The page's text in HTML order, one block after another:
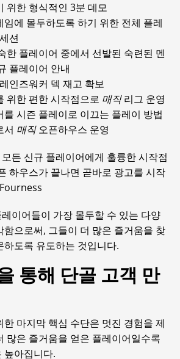
위한 형식적인 3분 데모
임에 몰두하도록 하기 위한 전체 플레
션
한 플레이어 중에서 선발된 숙련된 멘
플레이어 안내
인즈워커 덱 재고 확보
위한 편한 시작점으로 매직리그 운영
를 시즌 플레이로 이끄는 플레이 방법
서 매직오픈하우스 운영
든 신규 플레이어에게 훌륭한 시작점
하우스가 끝나면 곧바로 광고를 시작
이어들이 가장 몰두할 수 있는 다양
함으로써, 그들이 더 많은 즐거움을 찾
하도록 유도하는 것입니다.
통해 단골 고객 만
한 마지막 핵심 수단은 멋진 경험을 제
많은 즐거움을 얻은 플레이어일수록
높아집니다.